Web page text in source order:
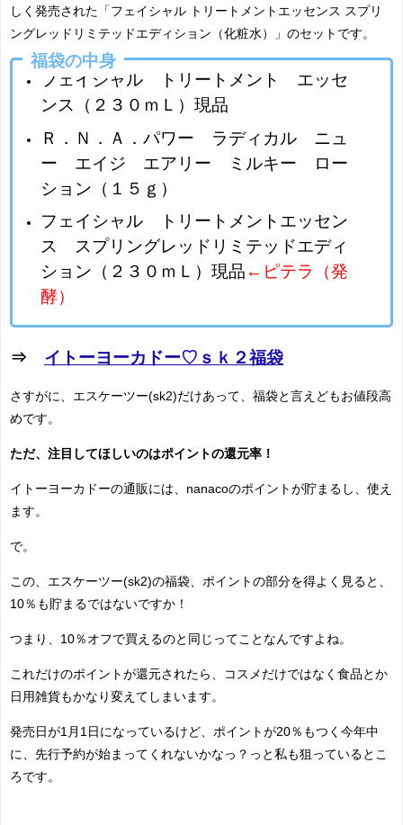
しく発売された「フェイシャル トリートメントエッセンス スプリ
ングレッドリミテッドエディション（化粧水）」のセットです。
福袋の中身
フェイシャル トリートメント エッセ
ンス（２３０ｍＬ）現品
Ｒ．Ｎ．Ａ．パワー ラディカル ニュ
ー エイジ エアリー ミルキー ロー
ション（１５ｇ）
フェイシャル トリートメントエッセン
ス スプリングレッドリミテッドエディ
ション（２３０ｍＬ）現品 ←ピテラ（発
酵）
⇒ イトーヨーカドー♡ｓｋ２福袋
さすがに、エスケーツー(sk2)だけあって、福袋と言えどもお値段高
めです。
ただ、注目してほしいのはポイントの還元率！
イトーヨーカドーの通販には、nanacoのポイントが貯まるし、使え
ます。
で。
この、エスケーツー(sk2)の福袋、ポイントの部分を得よく見ると、
10％も貯まるではないですか！
つまり、10％オフで買えるのと同じってことなんですよね。
これだけのポイントが還元されたら、コスメだけではなく食品とか
日用雑貨もかなり変えてしまいます。
発売日が1月1日になっているけど、ポイントが20％もつく今年中
に、先行予約が始まってくれないかなっ？っと私も狙っているとこ
ろです。